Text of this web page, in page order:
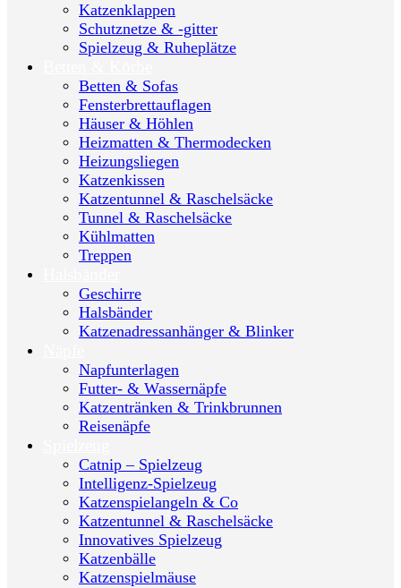
Katzenklappen
Schutznetze & -gitter
Spielzeug & Ruheplätze
Betten & Sofas
Fensterbrettauflagen
Häuser & Höhlen
Heizmatten & Thermodecken
Heizungsliegen
Katzenkissen
Katzentunnel & Raschelsäcke
Tunnel & Raschelsäcke
Kühlmatten
Treppen
Geschirre
Halsbänder
Katzenadressanhänger & Blinker
Napfunterlagen
Futter- & Wassernäpfe
Katzentränken & Trinkbrunnen
Reisenäpfe
Catnip – Spielzeug
Intelligenz-Spielzeug
Katzenspielangeln & Co
Katzentunnel & Raschelsäcke
Innovatives Spielzeug
Katzenbälle
Katzenspielmäuse